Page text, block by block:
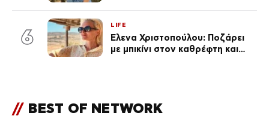
του Θεού»
6
LIFE
Έλενα Χριστοπούλου: Ποζάρει
με μπικίνι στον καθρέφτη και
// BEST OF NETWORK